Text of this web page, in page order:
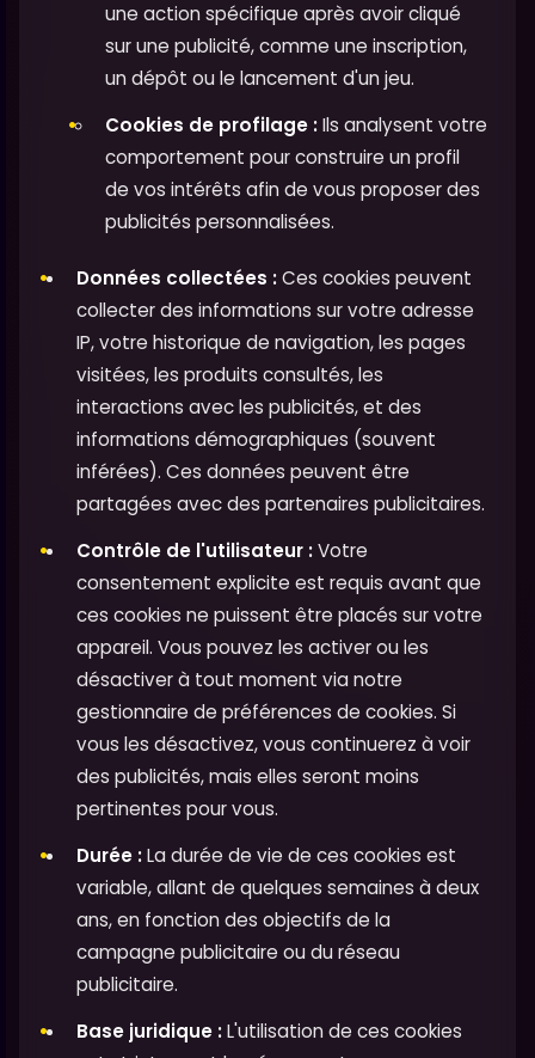
une action spécifique après avoir cliqué
sur une publicité, comme une inscription,
un dépôt ou le lancement d'un jeu.
Cookies de profilage :Ils analysent votre
comportement pour construire un profil
de vos intérêts afin de vous proposer des
publicités personnalisées.
Données collectées :Ces cookies peuvent
collecter des informations sur votre adresse
IP, votre historique de navigation, les pages
visitées, les produits consultés, les
interactions avec les publicités, et des
informations démographiques (souvent
inférées). Ces données peuvent être
partagées avec des partenaires publicitaires.
Contrôle de l'utilisateur :Votre
consentement explicite est requis avant que
ces cookies ne puissent être placés sur votre
appareil. Vous pouvez les activer ou les
désactiver à tout moment via notre
gestionnaire de préférences de cookies. Si
vous les désactivez, vous continuerez à voir
des publicités, mais elles seront moins
pertinentes pour vous.
Durée :La durée de vie de ces cookies est
variable, allant de quelques semaines à deux
ans, en fonction des objectifs de la
campagne publicitaire ou du réseau
publicitaire.
Base juridique :L'utilisation de ces cookies